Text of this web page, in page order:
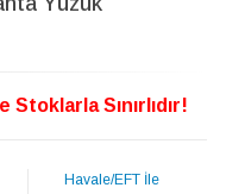
Sınırlıdır!
Havale/EFT İle